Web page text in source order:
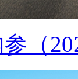
（